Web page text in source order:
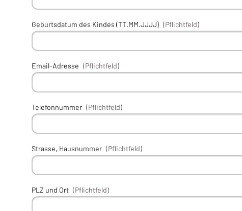
Geburtsdatum des Kindes (TT.MM.JJJJ) (Pflichtfeld)
Email-Adresse (Pflichtfeld)
Telefonnummer (Pflichtfeld)
Strasse, Hausnummer (Pflichtfeld)
PLZ und Ort (Pflichtfeld)